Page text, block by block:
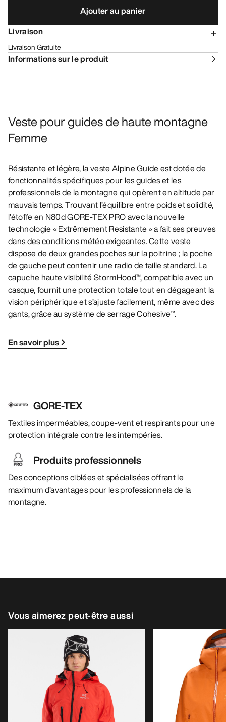
Ajouter au panier
Livraison
Livraison Gratuite
Informations sur le produit
Veste pour guides de haute montagne
Femme
Résistante et légère, la veste Alpine Guide est dotée de
fonctionnalités spécifiques pour les guides et les
professionnels de la montagne qui opèrent en altitude par
mauvais temps. Trouvant l’équilibre entre poids et solidité,
l’étoffe en N80d GORE-TEX PRO avec la nouvelle
technologie « Extrêmement Resistante » a fait ses preuves
dans des conditions météo exigeantes. Cette veste
dispose de deux grandes poches sur la poitrine ; la poche
de gauche peut contenir une radio de taille standard. La
capuche haute visibilité StormHood™, compatible avec un
casque, fournit une protection totale tout en dégageant la
vision périphérique et s’ajuste facilement, même avec des
gants, grâce au système de serrage Cohesive™.
En savoir plus
GORE-TEX
Textiles imperméables, coupe-vent et respirants pour une
protection intégrale contre les intempéries.
Produits professionnels
Des conceptions ciblées et spécialisées offrant le
maximum d’avantages pour les professionnels de la
montagne.
Vous aimerez peut-être aussi